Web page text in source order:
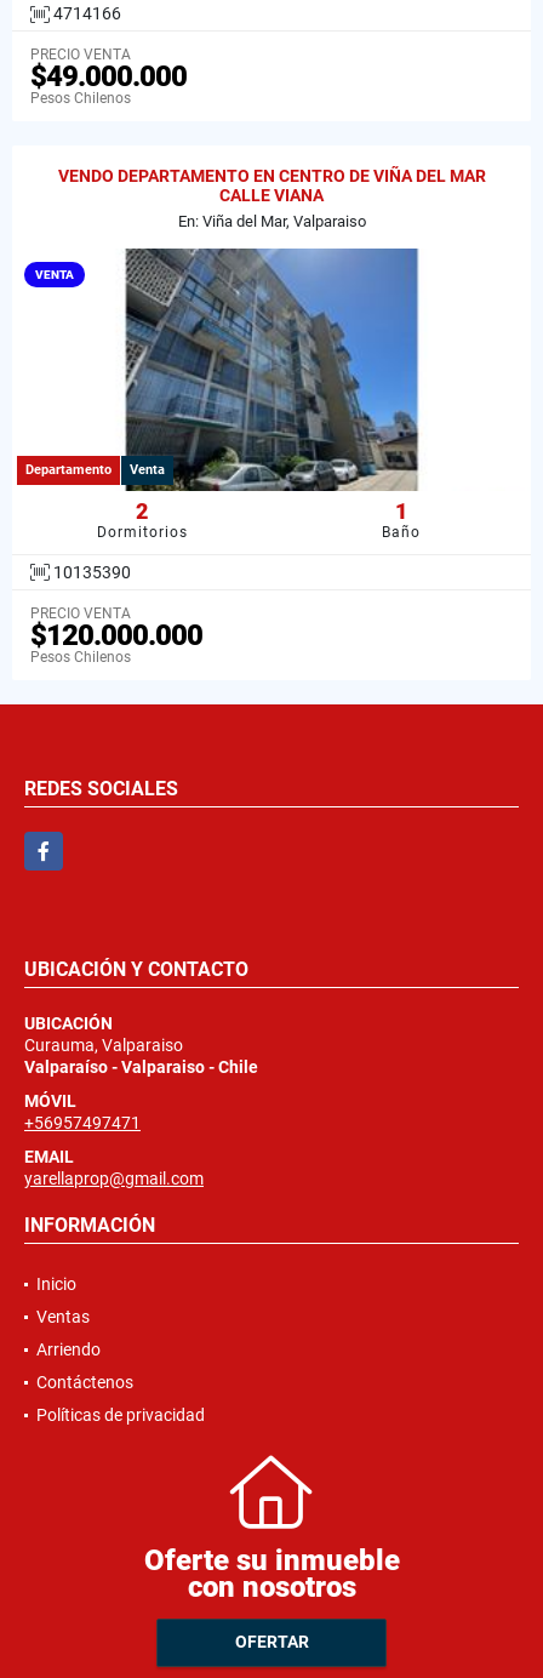
4714166
PRECIO VENTA
$49.000.000
Pesos Chilenos
VENDO DEPARTAMENTO EN CENTRO DE VIÑA DEL MAR
CALLE VIANA
En: Viña del Mar, Valparaiso
VENTA
Departamento Venta
2
Dormitorios
1
Baño
10135390
PRECIO VENTA
$120.000.000
Pesos Chilenos
REDES SOCIALES
Facebook
UBICACIÓN Y CONTACTO
UBICACIÓN
Curauma, Valparaiso
Valparaíso - Valparaiso - Chile
MÓVIL
+56957497471
EMAIL
yarellaprop@gmail.com
INFORMACIÓN
Inicio
Ventas
Arriendo
Contáctenos
Políticas de privacidad
Oferte su inmueble
con nosotros
OFERTAR